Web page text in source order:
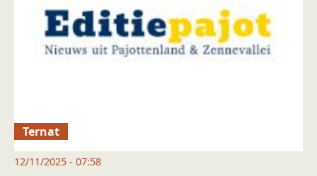
Ternat
12/11/2025 - 07:58